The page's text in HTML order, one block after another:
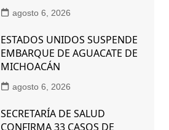
agosto 6, 2026
ESTADOS UNIDOS SUSPENDE
EMBARQUE DE AGUACATE DE
MICHOACÁN
agosto 6, 2026
SECRETARÍA DE SALUD
CONFIRMA 33 CASOS DE